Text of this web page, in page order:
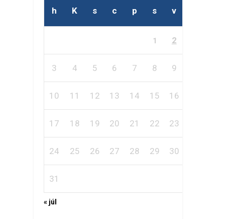
h K s c p s v
1 2
3 4 5 6 7 8 9
10 11 12 13 14 15 16
17 18 19 20 21 22 23
24 25 26 27 28 29 30
31
« júl